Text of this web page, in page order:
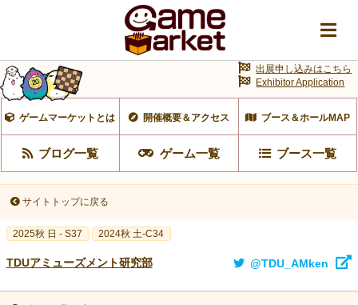
ゲームマーケットとは 開催概要＆アクセス ブース＆ホールMAP
ブログ一覧 ゲーム一覧 ブース一覧
出展申し込みはこちら
Exhibitor Application
サイトトップに戻る
2025秋 日 - S37 2024秋 土-C34
TDUアミューズメント研究部 @TDU_AMken